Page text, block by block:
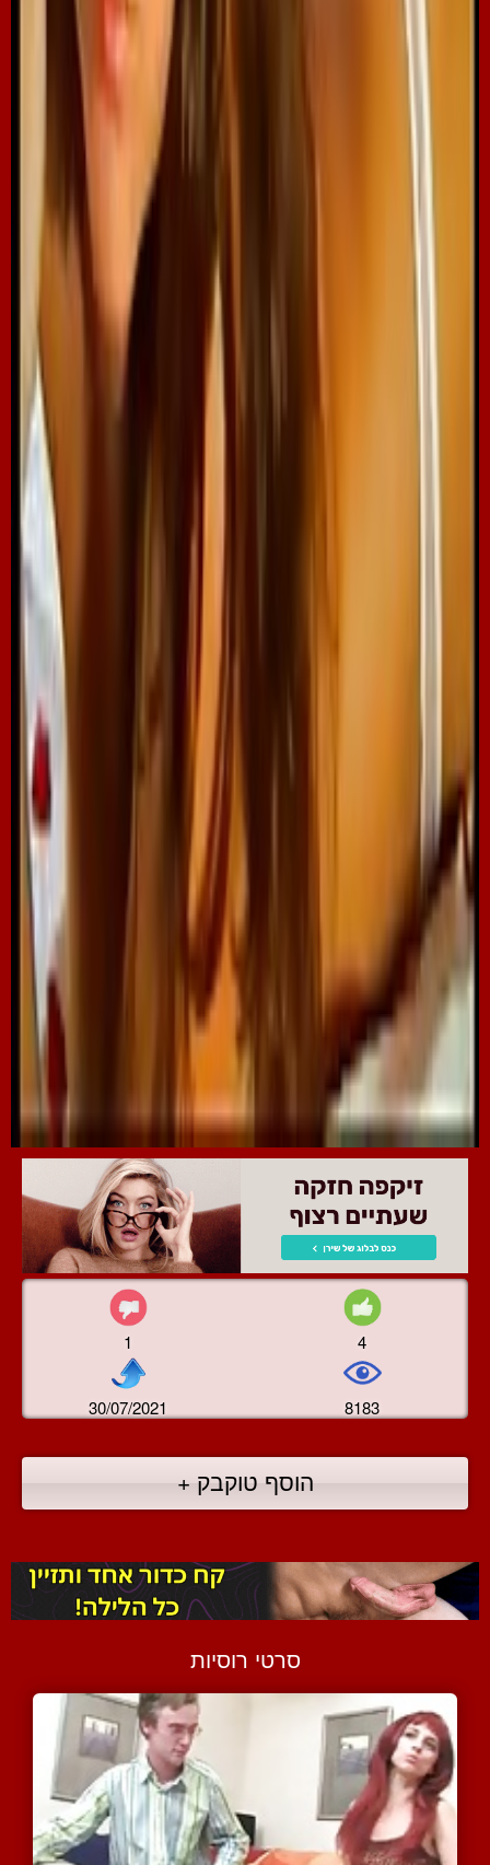
1 4
30/07/2021 8183
הוסף טוקבק +
סרטי רוסיות